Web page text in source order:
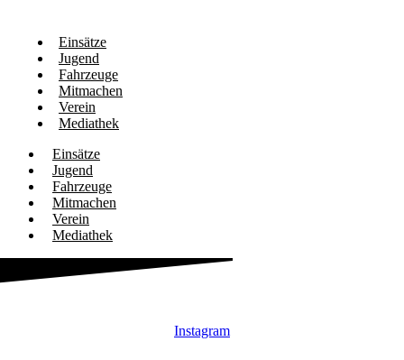
Einsätze
Jugend
Fahrzeuge
Mitmachen
Verein
Mediathek
Einsätze
Jugend
Fahrzeuge
Mitmachen
Verein
Mediathek
Instagram